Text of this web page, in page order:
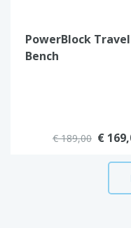
PowerBlock Travel
Bench
€ 189,00 €